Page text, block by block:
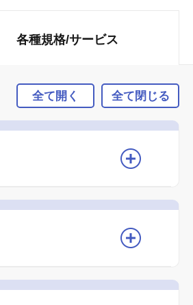
各種規格/サービス
全て開く 全て閉じる